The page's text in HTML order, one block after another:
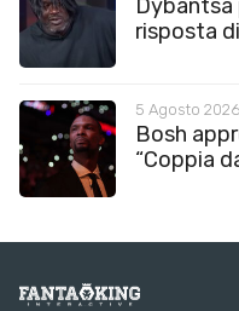
Dybantsa
risposta
5 Agosto
Bosh
“Coppia